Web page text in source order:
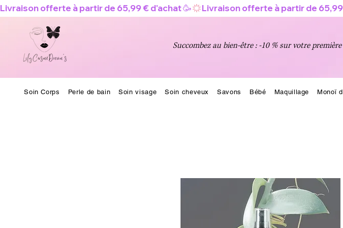
Livraison offerte à partir de 65,99 € d'achat 🥳
Succombez au bien-être : -10 % sur votre
Soin Corps Perle de bain Soin visage Soin cheveux Savons Bébé Maquillage Monoï